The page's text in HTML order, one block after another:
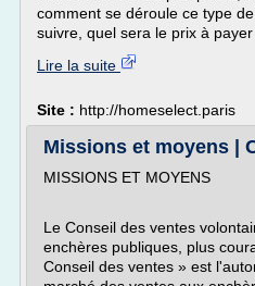
comment se déroule ce type
suivre, quel sera le prix à payer
Lire la suite
Site : http://homeselect.paris
Missions et moyens |
MISSIONS ET MOYENS
Le Conseil des ventes
enchères publiques, plus
Conseil des ventes » est